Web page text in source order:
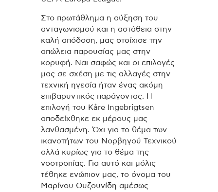
Στο πρωτάθλημα η αύξηση του
ανταγωνισμού και η αστάθεια στην
καλή απόδοση, μας στοίχισε την
απώλεια παρουσίας μας στην
κορυφή. Ναι σαφώς και οι επιλογές
μας σε σχέση με τις αλλαγές στην
τεχνική ηγεσία ήταν ένας ακόμη
επιβαρυντικός παράγοντας. Η
επιλογή του Kåre Ingebrigtsen
αποδείχθηκε εκ μέρους μας
λανθασμένη. Όχι για το θέμα των
ικανοτήτων του Νορβηγού Τεχνικού
αλλά κυρίως για το θέμα της
νοοτροπίας. Για αυτό και μόλις
τέθηκε ενώπιον μας, το όνομα του
Μαρίνου Ουζουνίδη αμέσως